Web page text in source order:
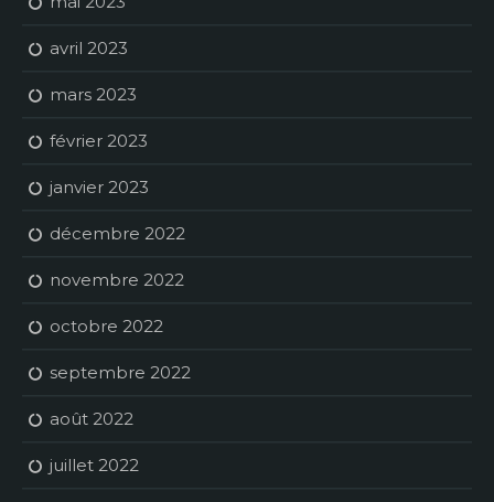
avril 2023
mars 2023
février 2023
janvier 2023
décembre 2022
novembre 2022
octobre 2022
septembre 2022
août 2022
juillet 2022